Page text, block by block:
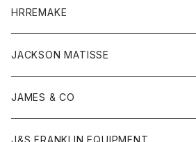
コート
ウォレット
ストール
キッズ
Tシャツ
グッズ
アンダーウェア
靴
トップス
カーディガン
ボトム
カーディガン
コート
キッズ
Tシャツ
ロンパース
グッズ
靴
ストール
トップス
カットソー
ボトム
ブラウス
ワンピース
HRREMAKE
バック
キッズ
トレーナー
トップス
JACKSON MATISSE
Tシャツ
帽子
JAMES & CO
ボトム
J&S FRANKLIN EQUIPMENT